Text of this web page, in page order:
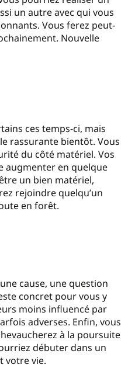
un autre avec qui vous
Vous ferez peut-
Nouvelle
ces temps-ci, mais
rassurante bientôt. Vous
du côté matériel. Vos
augmenter en quelque
un bien matériel,
rejoindre quelqu’un
en forêt.
cause, une question
concret pour vous y
moins influencé par
adverses. Enfin, vous
à la poursuite
débuter dans un
votre vie.